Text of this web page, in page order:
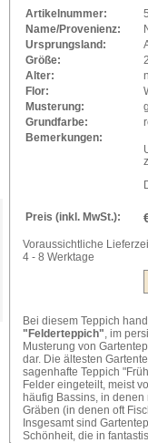
Artikelnummer:
Name/Provenienz:
Ursprungsland:
Größe:
Alter:
Flor:
Musterung:
Grundfarbe:
Bemerkungen:
Preis (inkl. MwSt.):
Voraussichtliche
4 - 8 Werktage
Bei diesem Teppich
"Felderteppich", im
Musterung von
dar. Die ältesten
sagenhafte Teppich
Felder eingeteilt, meist
häufig Bassins, in
Gräben (in denen oft
Insgesamt sind
Schönheit, die in